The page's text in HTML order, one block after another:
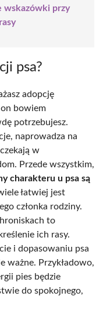
wskazówki przy
psa?
adopcję
bowiem
potrzebujesz.
naprowadza na
w
Przede wszystkim,
charakteru u psa są
łatwiej jest
członka rodziny.
to
ich rasy.
i dopasowaniu psa
ważne. Przykładowo,
pies będzie
do spokojnego,